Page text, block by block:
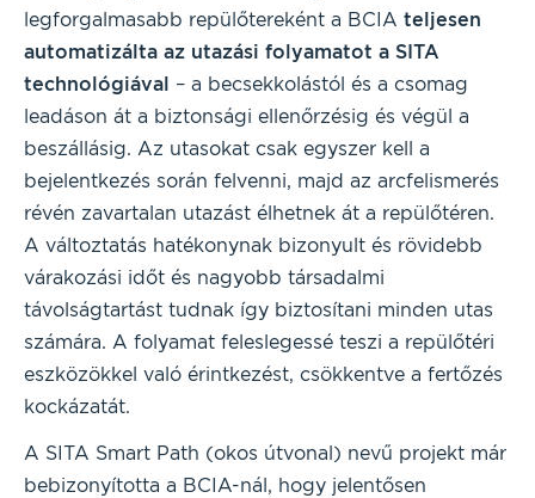
legforgalmasabb repülőtereként a BCIA teljesen
automatizálta az utazási folyamatot a SITA
technológiával – a becsekkolástól és a csomag
leadáson át a biztonsági ellenőrzésig és végül a
beszállásig. Az utasokat csak egyszer kell a
bejelentkezés során felvenni, majd az arcfelismerés
révén zavartalan utazást élhetnek át a repülőtéren.
A változtatás hatékonynak bizonyult és rövidebb
várakozási időt és nagyobb társadalmi
távolságtartást tudnak így biztosítani minden utas
számára. A folyamat feleslegessé teszi a repülőtéri
eszközökkel való érintkezést, csökkentve a fertőzés
kockázatát.
A SITA Smart Path (okos útvonal) nevű projekt már
bebizonyította a BCIA-nál, hogy jelentősen